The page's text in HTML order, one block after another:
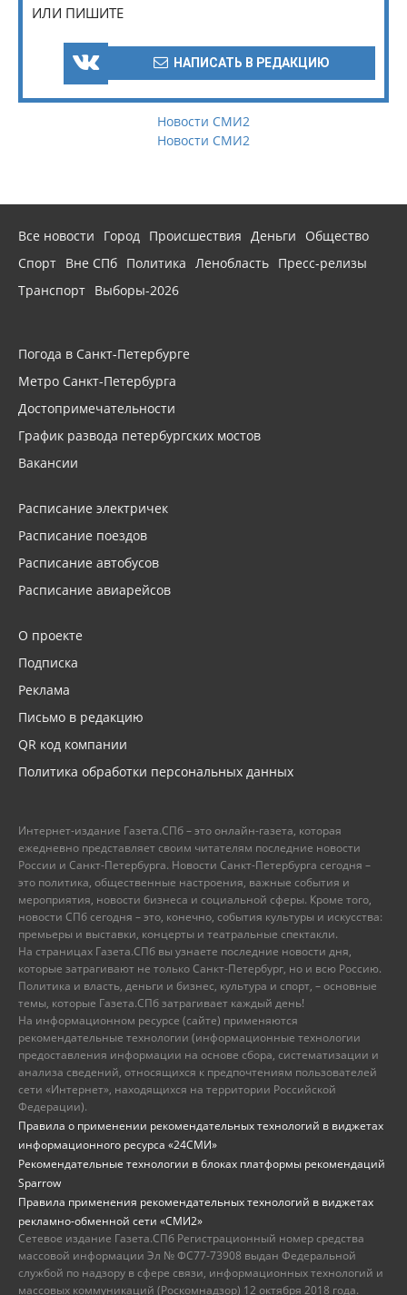
ИЛИ ПИШИТЕ
НАПИСАТЬ В РЕДАКЦИЮ
Новости СМИ2
Новости СМИ2
Все новости Город Происшествия Деньги
Общество
Спорт Вне СПб Политика Ленобласть Пресс-релизы
Транспорт Выборы-2026
Погода в Санкт-Петербурге
Метро Санкт-Петербурга
Достопримечательности
График развода петербургских мостов
Вакансии
Расписание электричек
Расписание поездов
Расписание автобусов
Расписание авиарейсов
О проекте
Подписка
Реклама
Письмо в редакцию
QR код компании
Политика обработки персональных данных
Интернет-издание Газета.СПб – это онлайн-газета, которая
ежедневно представляет своим читателям последние новости
России и Санкт-Петербурга. Новости Санкт-Петербурга сегодня –
это политика, общественные настроения, важные события и
мероприятия, новости бизнеса и социальной сферы. Кроме того,
новости СПб сегодня – это, конечно, события культуры и искусства:
премьеры и выставки, концерты и театральные спектакли.
На страницах Газета.СПб вы узнаете последние новости дня,
которые затрагивают не только Санкт-Петербург, но и всю Россию.
Политика и власть, деньги и бизнес, культура и спорт, – основные
темы, которые Газета.СПб затрагивает каждый день!
На информационном ресурсе (сайте) применяются
рекомендательные технологии (информационные технологии
предоставления информации на основе сбора, систематизации и
анализа сведений, относящихся к предпочтениям пользователей
сети «Интернет», находящихся на территории Российской
Федерации).
Правила о применении рекомендательных технологий в виджетах
информационного ресурса «24СМИ»
Рекомендательные технологии в блоках платформы рекомендаций
Sparrow
Правила применения рекомендательных технологий в виджетах
рекламно-обменной сети «СМИ2»
Сетевое издание Газета.СПб Регистрационный номер средства
массовой информации Эл № ФС77-73908 выдан Федеральной
службой по надзору в сфере связи, информационных технологий и
массовых коммуникаций (Роскомнадзор) 12 октября 2018 года.